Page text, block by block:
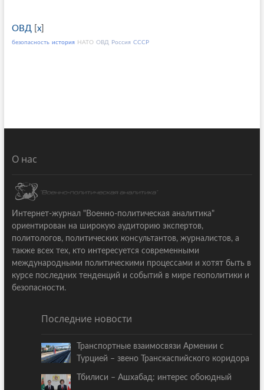
ОВД[ x]
безопасность история НАТО ОВД Россия СССР
О нас
Интернет-журнал "Военно-политическая аналитика"
ориентирован на широкую аудиторию экспертов,
политологов, политических консультантов, журналистов, а
также всех тех, кто интересуется современными
международными политическими процессами и хотят быть в
курсе последних тенденций и событий в мире геополитики и
безопасности.
Последние новости
Транспортные взаимосвязи Армении с
Турцией – звено Транскаспийского коридора
Тбилиси – Ашхабад: интерес обоюдный